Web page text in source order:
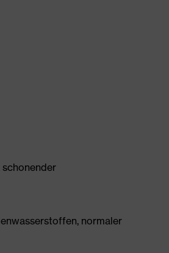
schonender
normaler